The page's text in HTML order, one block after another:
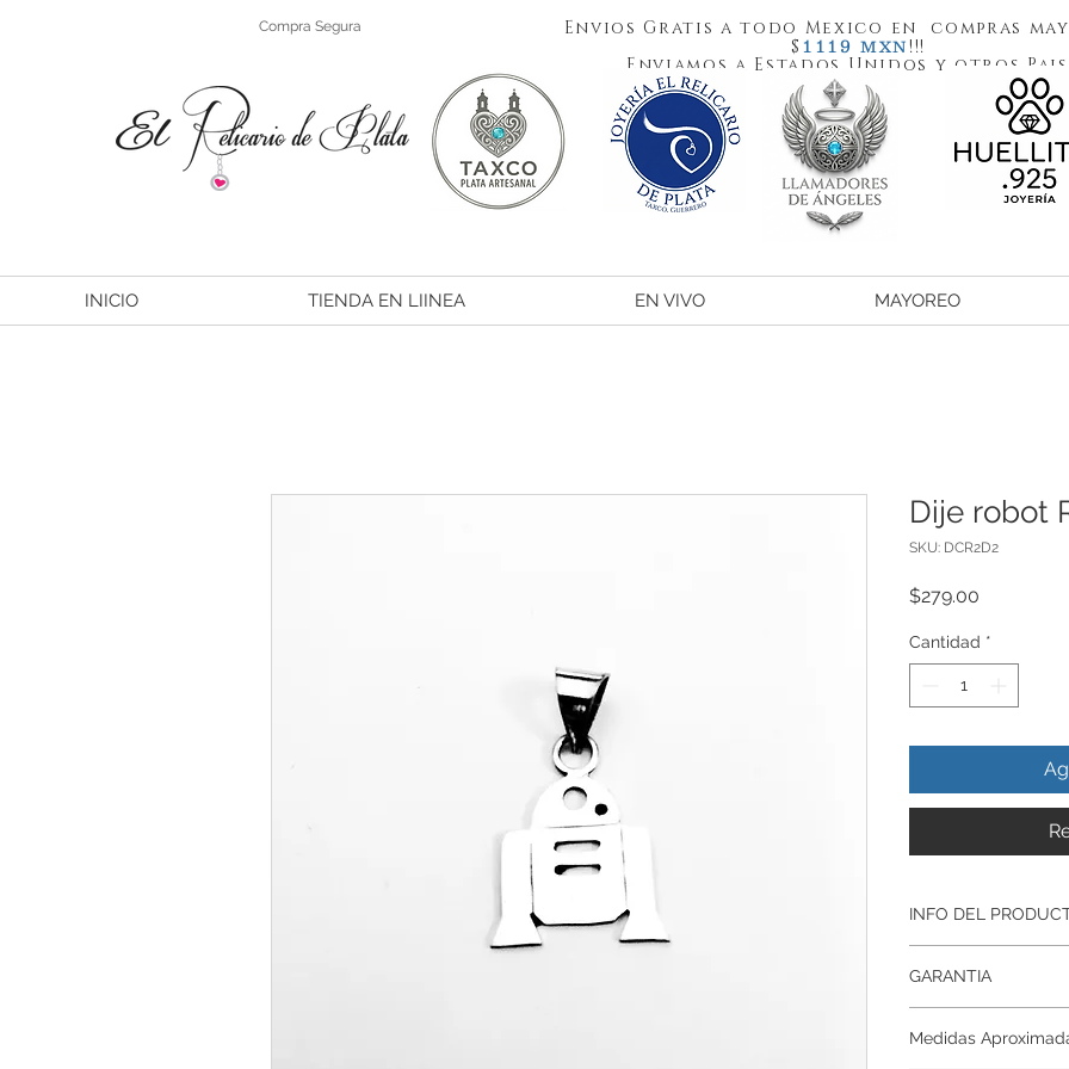
Compra Segura
Envios Gratis a todo Mexico en compras
$ 1119 MXN!!!
Enviamos a Estados Unidos y otros
INICIO TIENDA EN LIINEA EN VIVO MAYOREO
Dije robot
SKU: DCR2D2
$279.00
Cantidad *
INFO DEL
ley.925
Todos nuestros
artesanalmente ,
GARANTIA
Respaldamos
Medidas